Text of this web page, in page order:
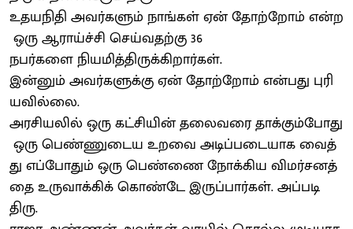
உதயநிதி அவர்களும் நாங்கள் ஏன் தோற்றோம் என்ற
ஒரு ஆராய்ச்சி செய்வதற்கு 36
நபர்களை நியமித்திருக்கிறார்கள்.
இன்னும் அவர்களுக்கு ஏன் தோற்றோம் என்பது புரி
யவில்லை.
அரசியலில் ஒரு கட்சியின் தலைவரை தாக்கும்போது
ஒரு பெண்ணுடைய உறவை அடிப்படையாக வைத்
து எப்போதும் ஒரு பெண்ணை நோக்கிய விமர்சனத்
தை உருவாக்கிக் கொண்டே இருப்பார்கள். அப்படி
திரு.